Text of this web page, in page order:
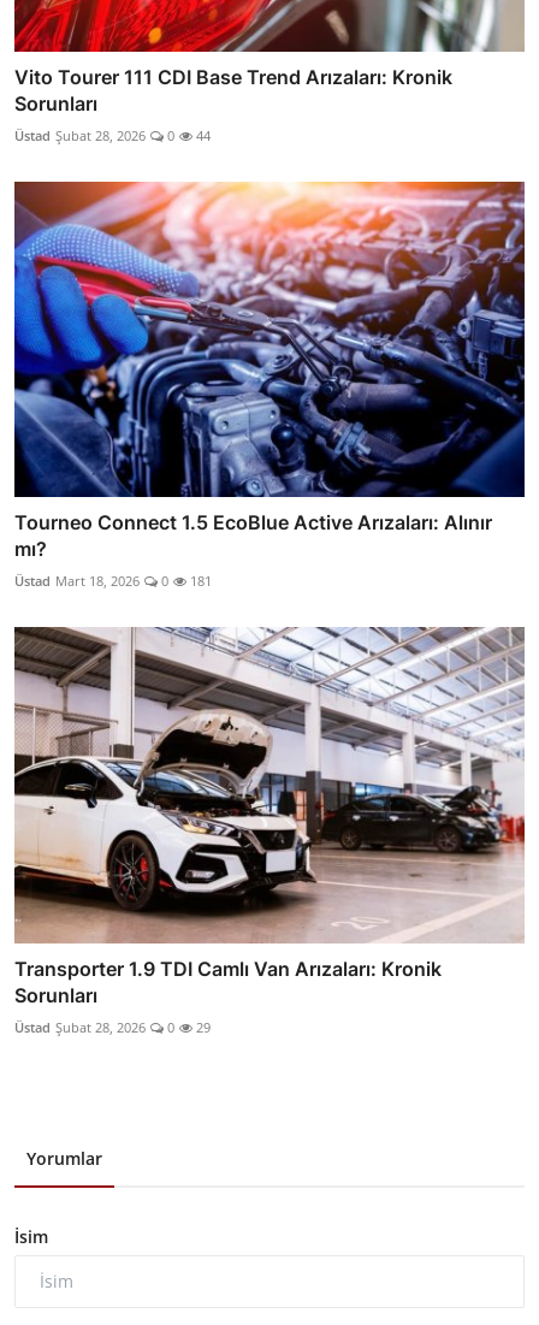
Vito Tourer 111 CDI Base Trend Arızaları: Kronik
Sorunları
Üstad Şubat 28, 2026 0 44
Tourneo Connect 1.5 EcoBlue Active Arızaları: Alınır
mı?
Üstad Mart 18, 2026 0 181
Transporter 1.9 TDI Camlı Van Arızaları: Kronik
Sorunları
Üstad Şubat 28, 2026 0 29
Yorumlar
İsim